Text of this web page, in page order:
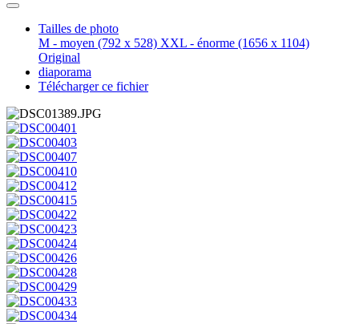
Tailles de photo
M - moyen (792 x 528) XXL - énorme (1656 x 1104)
Original
diaporama
Télécharger ce fichier